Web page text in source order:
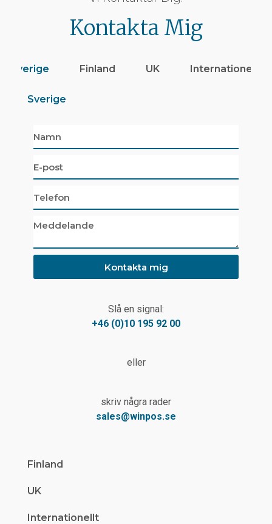
Kontakta Mig
Sverige Finland UK Internationellt
Sverige
Kontakta mig
Slå en signal:
+46 (0)10 195 92 00
eller
skriv några rader
sales@winpos.se
Finland
UK
Internationellt